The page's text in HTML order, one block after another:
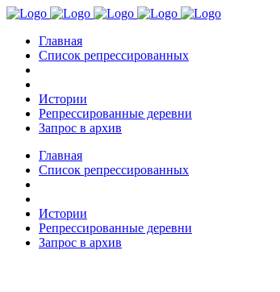
Главная
Список репрессированных
Истории
Репрессированные деревни
Запрос в архив
Главная
Список репрессированных
Истории
Репрессированные деревни
Запрос в архив